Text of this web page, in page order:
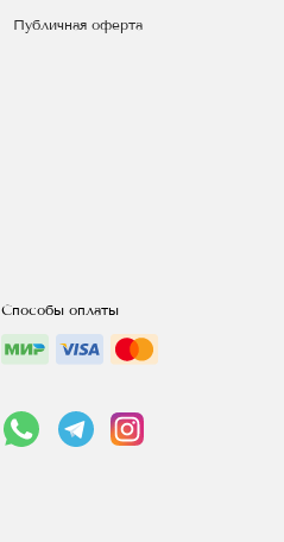
Способы оплаты
Публичная оферта